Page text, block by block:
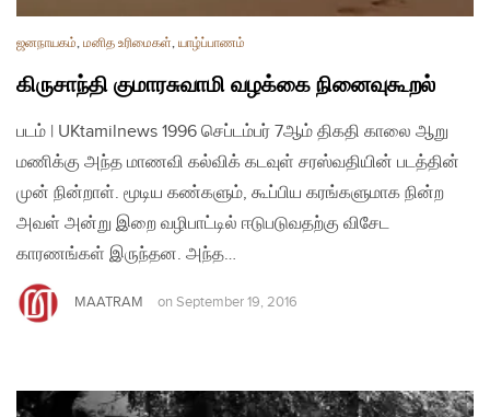
ஜனநாயகம், மனித உரிமைகள், யாழ்ப்பாணம்
கிருசாந்தி குமாரசுவாமி வழக்கை நினைவுகூறல்
படம் | UKtamilnews 1996 செப்டம்பர் 7ஆம் திகதி காலை ஆறு
மணிக்கு அந்த மாணவி கல்விக் கடவுள் சரஸ்வதியின் படத்தின்
முன் நின்றாள். மூடிய கண்களும், கூப்பிய கரங்களுமாக நின்ற
அவள் அன்று இறை வழிபாட்டில் ஈடுபடுவதற்கு விசேட
காரணங்கள் இருந்தன. அந்த…
MAATRAM on September 19, 2016